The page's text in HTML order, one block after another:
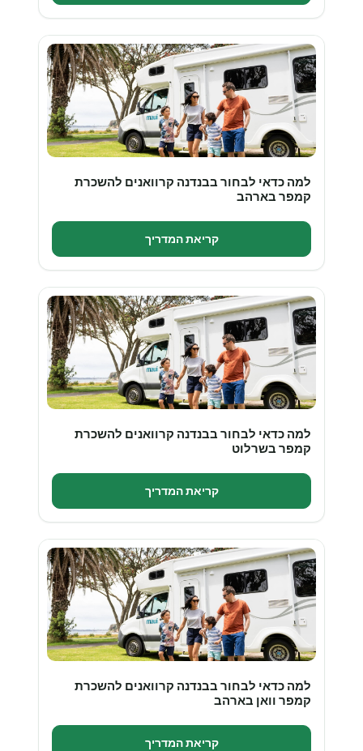
למה כדאי לבחור בבנדנה קרוואנים להשכרת
קמפר בארהב
קריאת המדריך
למה כדאי לבחור בבנדנה קרוואנים להשכרת
קמפר בשרלוט
קריאת המדריך
למה כדאי לבחור בבנדנה קרוואנים להשכרת
קמפר וואן בארהב
קריאת המדריך